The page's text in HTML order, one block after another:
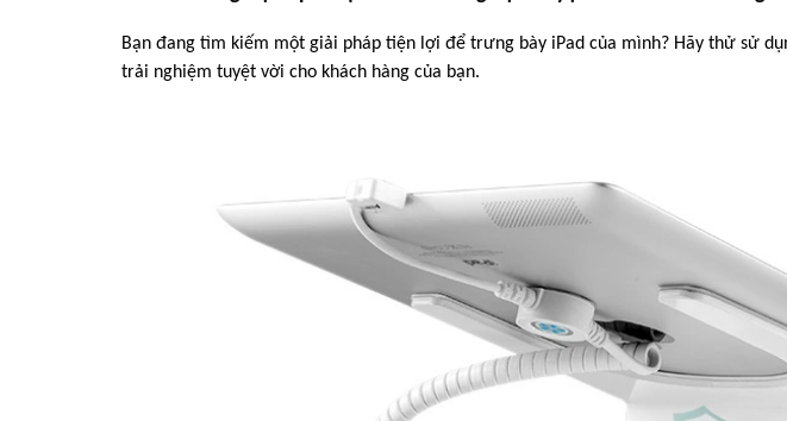
Bạn đang tìm kiếm một giải pháp tiện lợi để trưng bày iPad của mình? Hãy thử sử
trải nghiệm tuyệt vời cho khách hàng của bạn.